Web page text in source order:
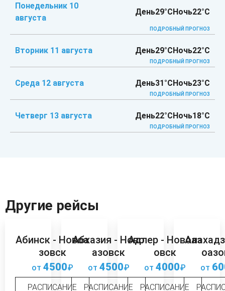
Понедельник 10
августа
День29°CНочь22°C
ПОДРОБНЫЙ ПРОГНОЗ
Вторник 11 августа День29°CНочь22°C
ПОДРОБНЫЙ ПРОГНОЗ
Среда 12 августа День31°CНочь23°C
ПОДРОБНЫЙ ПРОГНОЗ
Четверг 13 августа День22°CНочь18°C
ПОДРОБНЫЙ ПРОГНОЗ
Другие рейсы
Абинск - Новоа
зовск
от 4500₽
РАСПИСАНИЕ
Абхазия - Ново
азовск
от 4500₽
РАСПИСАНИЕ
Адлер - Новоаз
овск
от 4000₽
РАСПИСАНИЕ
от